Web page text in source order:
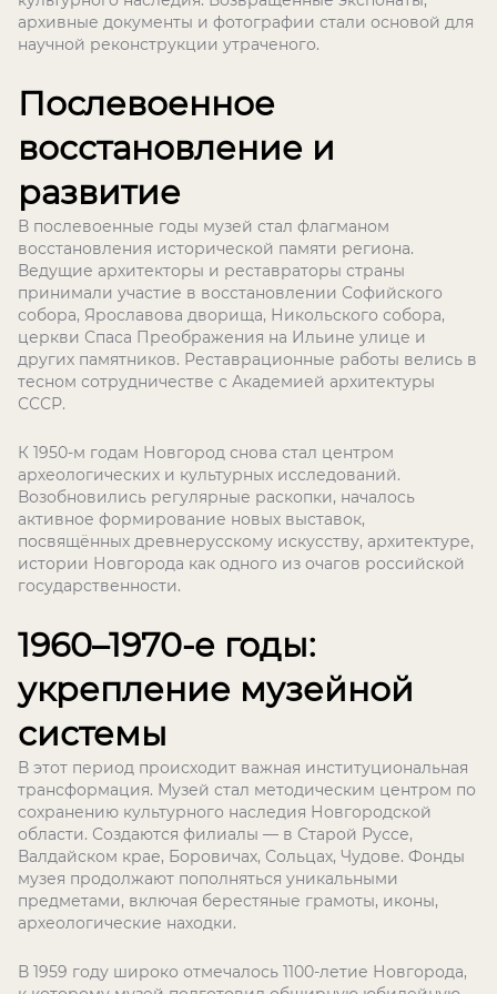
архивные документы и фотографии стали основой для
научной реконструкции утраченого.
Послевоенное
восстановление и
развитие
В послевоенные годы музей стал флагманом
восстановления исторической памяти региона.
Ведущие архитекторы и реставраторы страны
принимали участие в восстановлении Софийского
собора, Ярославова дворища, Никольского собора,
церкви Спаса Преображения на Ильине улице и
других памятников. Реставрационные работы велись в
тесном сотрудничестве с Академией архитектуры
СССР.
К 1950-м годам Новгород снова стал центром
археологических и культурных исследований.
Возобновились регулярные раскопки, началось
активное формирование новых выставок,
посвящённых древнерусскому искусству, архитектуре,
истории Новгорода как одного из очагов российской
государственности.
1960–1970-е годы:
укрепление музейной
системы
В этот период происходит важная институциональная
трансформация. Музей стал методическим центром по
сохранению культурного наследия Новгородской
области. Создаются филиалы — в Старой Руссе,
Валдайском крае, Боровичах, Сольцах, Чудове. Фонды
музея продолжают пополняться уникальными
предметами, включая берестяные грамоты, иконы,
археологические находки.
В 1959 году широко отмечалось 1100-летие Новгорода,